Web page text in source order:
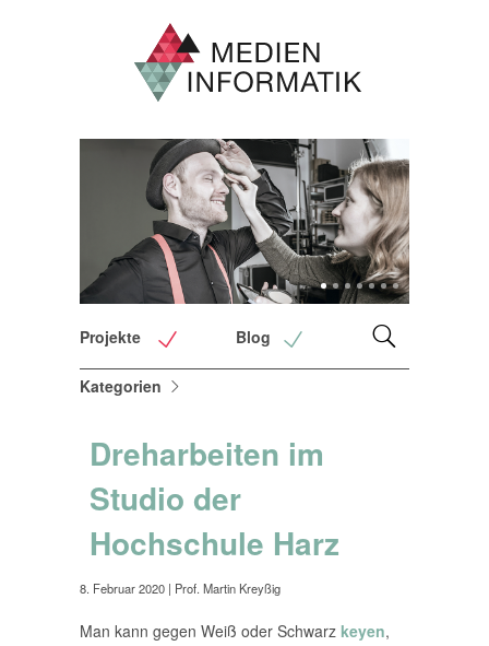
1 234567
Projekte
Blog
Kategorien
Dreharbeiten im
Studio der
Hochschule Harz
8. Februar 2020 | Prof. Martin Kreyßig
Man kann gegen Weiß oder Schwarz keyen,